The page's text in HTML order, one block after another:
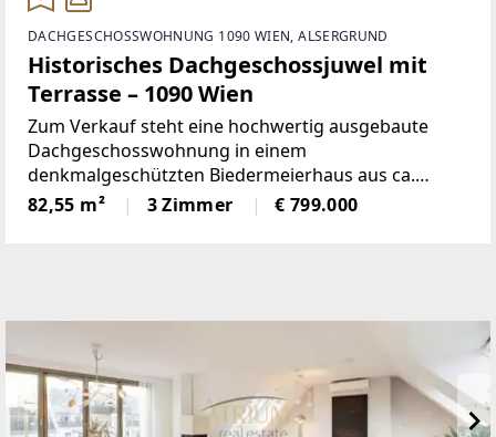
DACHGESCHOSSWOHNUNG 1090 WIEN, ALSERGRUND
Historisches Dachgeschossjuwel mit
Terrasse – 1090 Wien
Zum Verkauf steht eine hochwertig ausgebaute
Dachgeschosswohnung in einem
denkmalgeschützten Biedermeierhaus aus ca.
1825.Die Wohnung bietet ca. 82,5 m² Wohnfläche
sowie eine Terrasse zum ruhigen
82,55 m² 3 Zimmer € 799.000